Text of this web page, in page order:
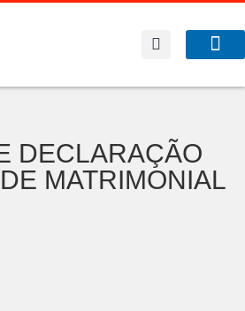
DECLARAÇÃO
MATRIMONIAL